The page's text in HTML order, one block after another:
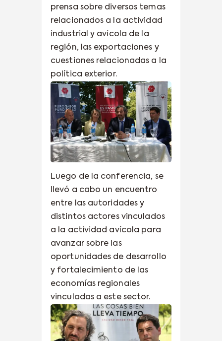
prensa sobre diversos temas
relacionados a la actividad
industrial y avícola de la
región, las exportaciones y
cuestiones relacionadas a la
política exterior.
Luego de la conferencia, se
llevó a cabo un encuentro
entre las autoridades y
distintos actores vinculados
a la actividad avícola para
avanzar sobre las
oportunidades de desarrollo
y fortalecimiento de las
economías regionales
vinculadas a este sector.